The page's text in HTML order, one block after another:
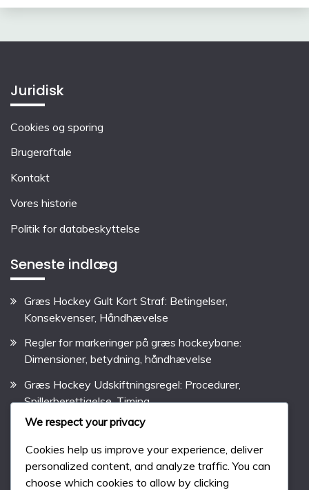
Juridisk
Cookies og sporing
Brugeraftale
Kontakt
Vores historie
Politik for databeskyttelse
Seneste indlæg
Græs Hockey Gult Kort Straf: Betingelser,
Konsekvenser, Håndhævelse
Regler for markeringer på græs hockeybane:
Dimensioner, betydning, håndhævelse
Græs Hockey Udskiftningsregel: Procedurer,
Spillerberettigelse, Timing
Græs Hockey Frikast Regel: Situationer, Spilleransvar,
Udførelse
Græs Hockey Straffeslag: Betingelser, Udførelse,
Ansvarligheder
We respect your privacy
Cookies help us improve your experience, deliver
personalized content, and analyze traffic. You can
choose which cookies to allow by clicking